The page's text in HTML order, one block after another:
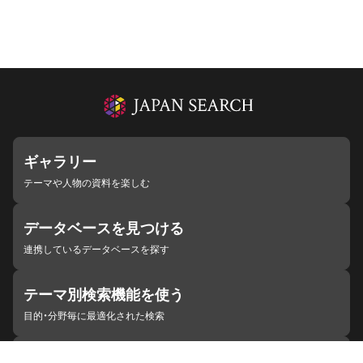
ギャラリー
テーマや人物の資料を楽しむ
データベースを見つける
連携しているデータベースを探す
テーマ別検索機能を使う
目的・分野毎に最適化された検索